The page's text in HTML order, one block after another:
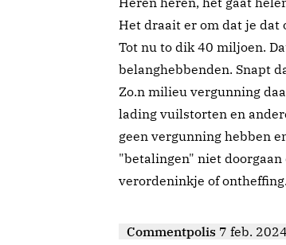
Het draait er om dat je dat
Tot nu to dik 40 miljoen.
belanghebbenden. Snapt
Zo.n milieu vergunning
lading vuilstorten en
geen vergunning hebben
"betalingen" niet doorgaan
verordeninkje of ontheffing.
Commentpolis 7 feb.